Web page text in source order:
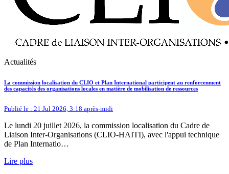
Actualités
La commission localisation du CLIO et Plan International participent au renforcenment
des capacités des organisations locales en matière de mobilisation de ressources
Publié le : 21 Jul 2026, 3:18 après-midi
Le lundi 20 juillet 2026, la commission localisation du Cadre de
Liaison Inter-Organisations (CLIO-HAITI), avec l'appui technique
de Plan Internatio…
Lire plus